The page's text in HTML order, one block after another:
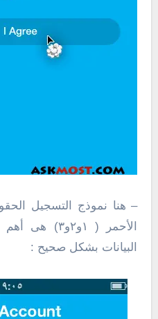
– هنا نموذج التسجيل
الأحمر (
البيانات بشكل صحيح :